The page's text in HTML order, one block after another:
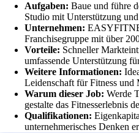
Aufgaben: Baue und führe
Studio mit Unterstützung
Unternehmen:
Franchisegruppe mit über
Vorteile: Schneller
umfassende Unterstützung
Weitere Informationen:
Leidenschaft für Fitness und
Warum dieser Job: Werde
gestalte das Fitnesserlebnis
Qualifikationen:
unternehmerisches Denken